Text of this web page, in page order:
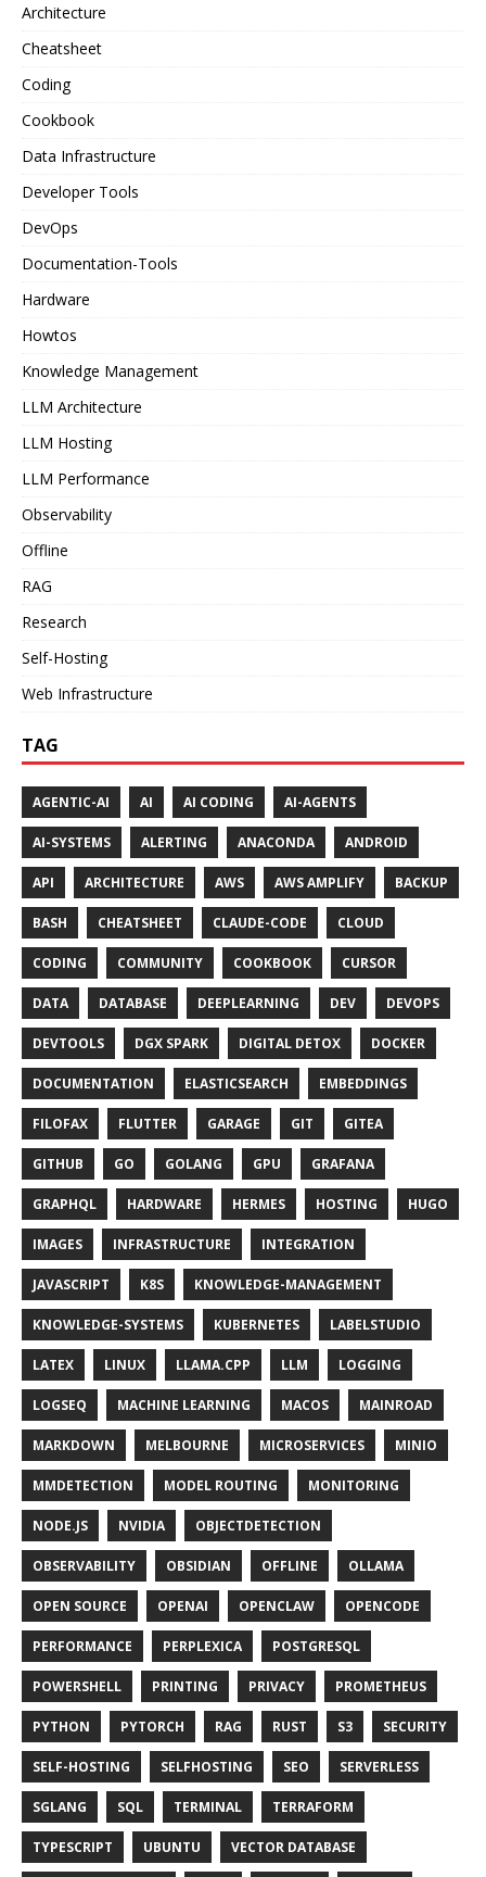
Architecture
Cheatsheet
Coding
Cookbook
Data Infrastructure
Developer Tools
DevOps
Documentation-Tools
Hardware
Howtos
Knowledge Management
LLM Architecture
LLM Hosting
LLM Performance
Observability
Offline
RAG
Research
Self-Hosting
Web Infrastructure
TAG
AGENTIC-AI AI AI CODING AI-AGENTS
AI-SYSTEMS ALERTING ANACONDA ANDROID
API ARCHITECTURE AWS AWS AMPLIFY BACKUP
BASH CHEATSHEET CLAUDE-CODE CLOUD
CODING COMMUNITY COOKBOOK CURSOR
DATA DATABASE DEEPLEARNING DEV DEVOPS
DEVTOOLS DGX SPARK DIGITAL DETOX DOCKER
DOCUMENTATION ELASTICSEARCH EMBEDDINGS
FILOFAX FLUTTER GARAGE GIT GITEA
GITHUB GO GOLANG GPU GRAFANA
GRAPHQL HARDWARE HERMES HOSTING HUGO
IMAGES INFRASTRUCTURE INTEGRATION
JAVASCRIPT K8S KNOWLEDGE-MANAGEMENT
KNOWLEDGE-SYSTEMS KUBERNETES LABELSTUDIO
LATEX LINUX LLAMA.CPP LLM LOGGING
LOGSEQ MACHINE LEARNING MACOS MAINROAD
MARKDOWN MELBOURNE MICROSERVICES MINIO
MMDETECTION MODEL ROUTING MONITORING
NODE.JS NVIDIA OBJECTDETECTION
OBSERVABILITY OBSIDIAN OFFLINE OLLAMA
OPEN SOURCE OPENAI OPENCLAW OPENCODE
PERFORMANCE PERPLEXICA POSTGRESQL
POWERSHELL PRINTING PRIVACY PROMETHEUS
PYTHON PYTORCH RAG RUST S3 SECURITY
SELF-HOSTING SELFHOSTING SEO SERVERLESS
SGLANG SQL TERMINAL TERRAFORM
TYPESCRIPT UBUNTU VECTOR DATABASE